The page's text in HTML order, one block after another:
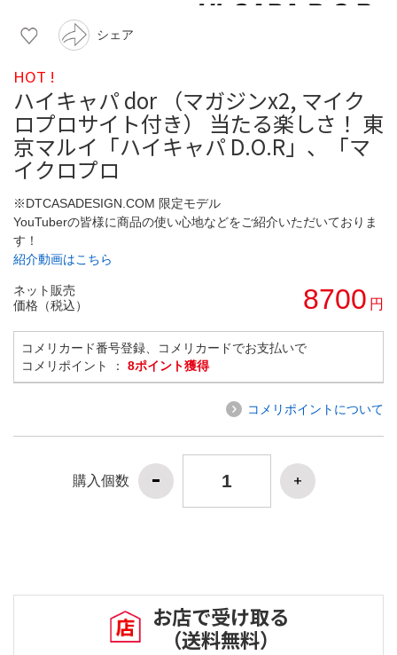
シェア
HOT !
ハイキャパ dor （マガジンx2, マイク
ロプロサイト付き） 当たる楽しさ！ 東
京マルイ「ハイキャパ D.O.R」、「マ
イクロプロ
※DTCASADESIGN.COM 限定モデル
YouTuberの皆様に商品の使い心地などをご紹介いただいておりま
す！
紹介動画はこちら
ネット販売
価格（税込）
8700 円
コメリカード番号登録、コメリカードでお支払いで
コメリポイント ： 8ポイント獲得
コメリポイントについて
購入個数
お店で受け取る
（送料無料）